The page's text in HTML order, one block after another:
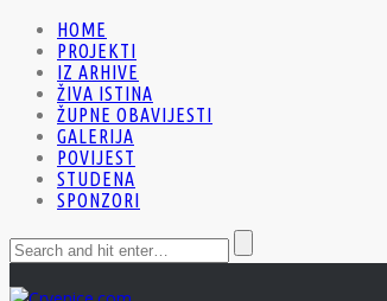
HOME
PROJEKTI
IZ ARHIVE
ŽIVA ISTINA
ŽUPNE OBAVIJESTI
GALERIJA
POVIJEST
STUDENA
SPONZORI